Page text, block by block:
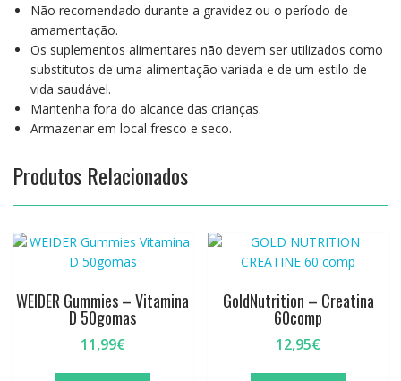
Não recomendado durante a gravidez ou o período de
amamentação.
Os suplementos alimentares não devem ser utilizados como
substitutos de uma alimentação variada e de um estilo de
vida saudável.
Mantenha fora do alcance das crianças.
Armazenar em local fresco e seco.
Produtos Relacionados
WEIDER Gummies – Vitamina
D 50gomas
11,99€
GoldNutrition – Creatina
60comp
12,95€